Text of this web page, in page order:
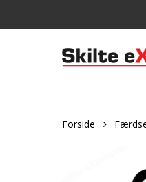
to
Forside